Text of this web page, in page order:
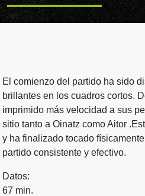
El comienzo del partido ha sido
brillantes en los cuadros cortos.
imprimido más velocidad a sus
sitio tanto a Oinatz como Aitor
y ha finalizado tocado
partido consistente y efectivo.
Datos:
67 min.